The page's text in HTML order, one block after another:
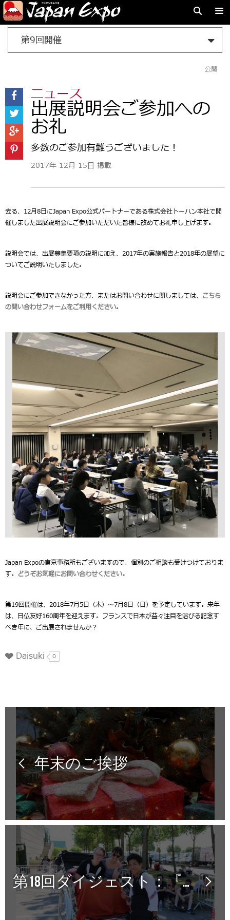
第9回開催
公開
ニュース
出展説明会ご参加への
お礼
多数のご参加有難うございました！
2017年 12月 15日 掲載
去る、12月8日にJapan Expo公式パートナーである株式会社トーハン本社で開
催しました出展説明会にご参加いただいた皆様に改めてお礼申し上げます。
説明会では、出展募集要項の説明に加え、2017年の実施報告と2018年の展望に
ついてご説明いたしました。
説明会にご参加できなかった方、またはお問い合わせに関しましては、 こちら
の問い合わせフォームをご利用ください。
Japan Expoの東京事務所もございますので、個別のご相談も受けつけておりま
す。 どうぞお気軽にお問い合わせください。
第19回開催は、2018年7月5日（木）～7月8日（日）を予定しています。来年
は、日仏友好160周年を迎えます。フランスで日本が益々注目を浴びる記念す
べき年に、ご出展されませんか？
Daisuki 0
年末のご挨拶
第18回ダイジェスト：『ツーリズム編』